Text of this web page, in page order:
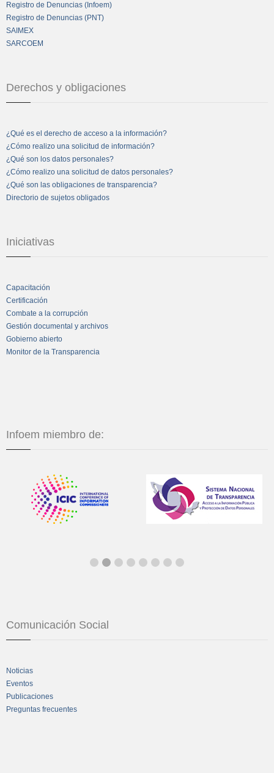
Registro de Denuncias (Infoem)
Registro de Denuncias (PNT)
SAIMEX
SARCOEM
Derechos y obligaciones
¿Qué es el derecho de acceso a la información?
¿Cómo realizo una solicitud de información?
¿Qué son los datos personales?
¿Cómo realizo una solicitud de datos personales?
¿Qué son las obligaciones de transparencia?
Directorio de sujetos obligados
Iniciativas
Capacitación
Certificación
Combate a la corrupción
Gestión documental y archivos
Gobierno abierto
Monitor de la Transparencia
Infoem miembro de:
Comunicación Social
Noticias
Eventos
Publicaciones
Preguntas frecuentes